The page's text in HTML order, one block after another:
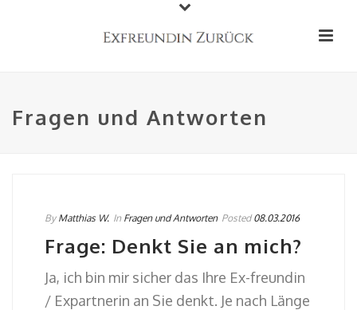
Fragen und Antworten
By Matthias W. In Fragen und Antworten Posted 08.03.2016
Frage: Denkt Sie an mich?
Ja, ich bin mir sicher das Ihre Ex-freundin
/ Expartnerin an Sie denkt. Je nach Länge